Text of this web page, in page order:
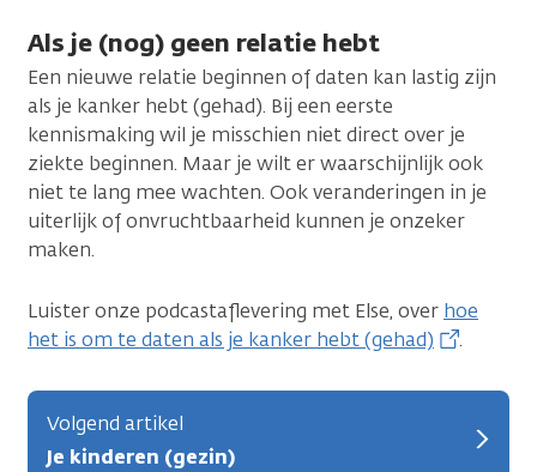
Als je (nog) geen relatie hebt
Een nieuwe relatie beginnen of daten kan lastig zijn
als je kanker hebt (gehad). Bij een eerste
kennismaking wil je misschien niet direct over je
ziekte beginnen. Maar je wilt er waarschijnlijk ook
niet te lang mee wachten. Ook veranderingen in je
uiterlijk of onvruchtbaarheid kunnen je onzeker
maken.
Luister onze podcastaflevering met Else, over hoe
het is om te daten als je kanker hebt (gehad)
.
Volgend artikel
Je kinderen (gezin)